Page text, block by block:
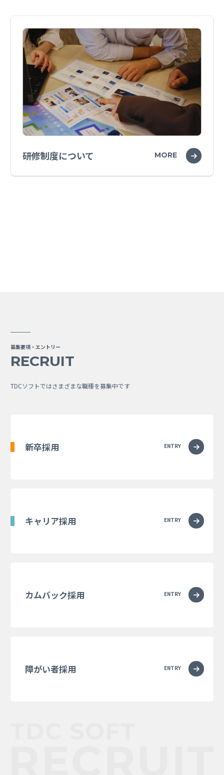
研修制度について MORE
募集要項・エントリー
RECRUIT
TDCソフトではさまざまな職種を募集中です
新卒採用 ENTRY
キャリア採用 ENTRY
カムバック採用 ENTRY
障がい者採用 ENTRY